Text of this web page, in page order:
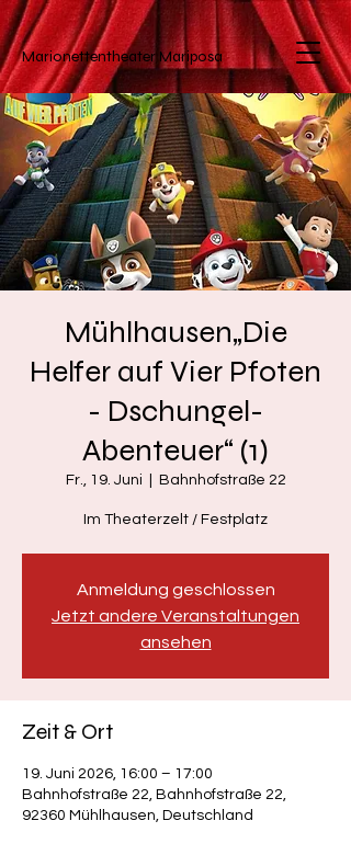
Marionettentheater Mariposa
Mühlhausen„Die
Helfer auf Vier Pfoten
- Dschungel-
Abenteuer“ (1)
Fr., 19. Juni Bahnhofstraße 22
Im Theaterzelt / Festplatz
Anmeldung geschlossen
Jetzt andere Veranstaltungen
ansehen
Zeit & Ort
19. Juni 2026, 16:00 – 17:00
Bahnhofstraße 22, Bahnhofstraße 22,
92360 Mühlhausen, Deutschland